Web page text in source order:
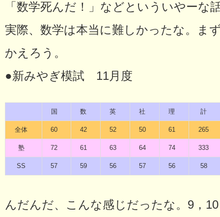
「数学死んだ！」などといういやーな
実際、数学は本当に難しかったな。ま
かえろう。
●新みやぎ模試 11月度
国 数 英 社 理 計
全体 60 42 52 50 61 265
塾 72 61 63 64 74 333
SS 57 59 56 57 56 58
んだんだ、こんな感じだったな。9，